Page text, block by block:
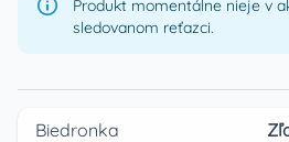
Produkt momentálne nieje v
sledovanom reťazci.
Biedronka